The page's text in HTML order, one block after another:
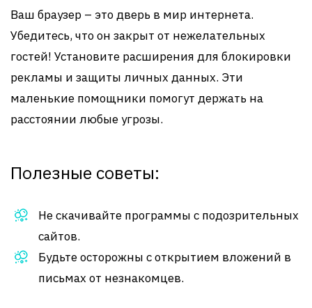
Ваш браузер – это дверь в мир интернета.
Убедитесь, что он закрыт от нежелательных
гостей! Установите расширения для блокировки
рекламы и защиты личных данных. Эти
маленькие помощники помогут держать на
расстоянии любые угрозы.
Полезные советы:
Не скачивайте программы с подозрительных
сайтов.
Будьте осторожны с открытием вложений в
письмах от незнакомцев.